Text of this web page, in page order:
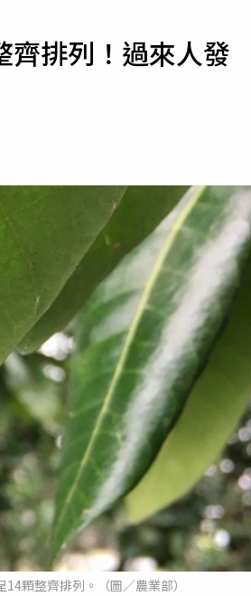
運勢排列！過來人發
顆整齊排列。（圖／農業部）